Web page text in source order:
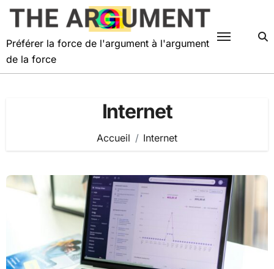
Passer
Préférer la force de l'argument à l'argument
de la force
Internet
Accueil Internet